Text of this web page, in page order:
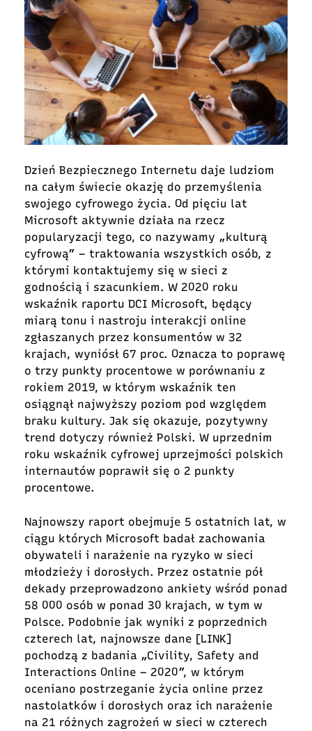
Dzień Bezpiecznego Internetu daje ludziom
na całym świecie okazję do przemyślenia
swojego cyfrowego życia. Od pięciu lat
Microsoft aktywnie działa na rzecz
popularyzacji tego, co nazywamy „kulturą
cyfrową” – traktowania wszystkich osób, z
którymi kontaktujemy się w sieci z
godnością i szacunkiem. W 2020 roku
wskaźnik raportu DCI Microsoft, będący
miarą tonu i nastroju interakcji online
zgłaszanych przez konsumentów w 32
krajach, wyniósł 67 proc. Oznacza to poprawę
o trzy punkty procentowe w porównaniu z
rokiem 2019, w którym wskaźnik ten
osiągnął najwyższy poziom pod względem
braku kultury. Jak się okazuje, pozytywny
trend dotyczy również Polski. W uprzednim
roku wskaźnik cyfrowej uprzejmości polskich
internautów poprawił się o 2 punkty
procentowe.
Najnowszy raport obejmuje 5 ostatnich lat, w
ciągu których Microsoft badał zachowania
obywateli i narażenie na ryzyko w sieci
młodzieży i dorosłych. Przez ostatnie pół
dekady przeprowadzono ankiety wśród ponad
58 000 osób w ponad 30 krajach, w tym w
Polsce. Podobnie jak wyniki z poprzednich
czterech lat, najnowsze dane [LINK]
pochodzą z badania „Civility, Safety and
Interactions Online – 2020”, w którym
oceniano postrzeganie życia online przez
nastolatków i dorosłych oraz ich narażenie
na 21 różnych zagrożeń w sieci w czterech